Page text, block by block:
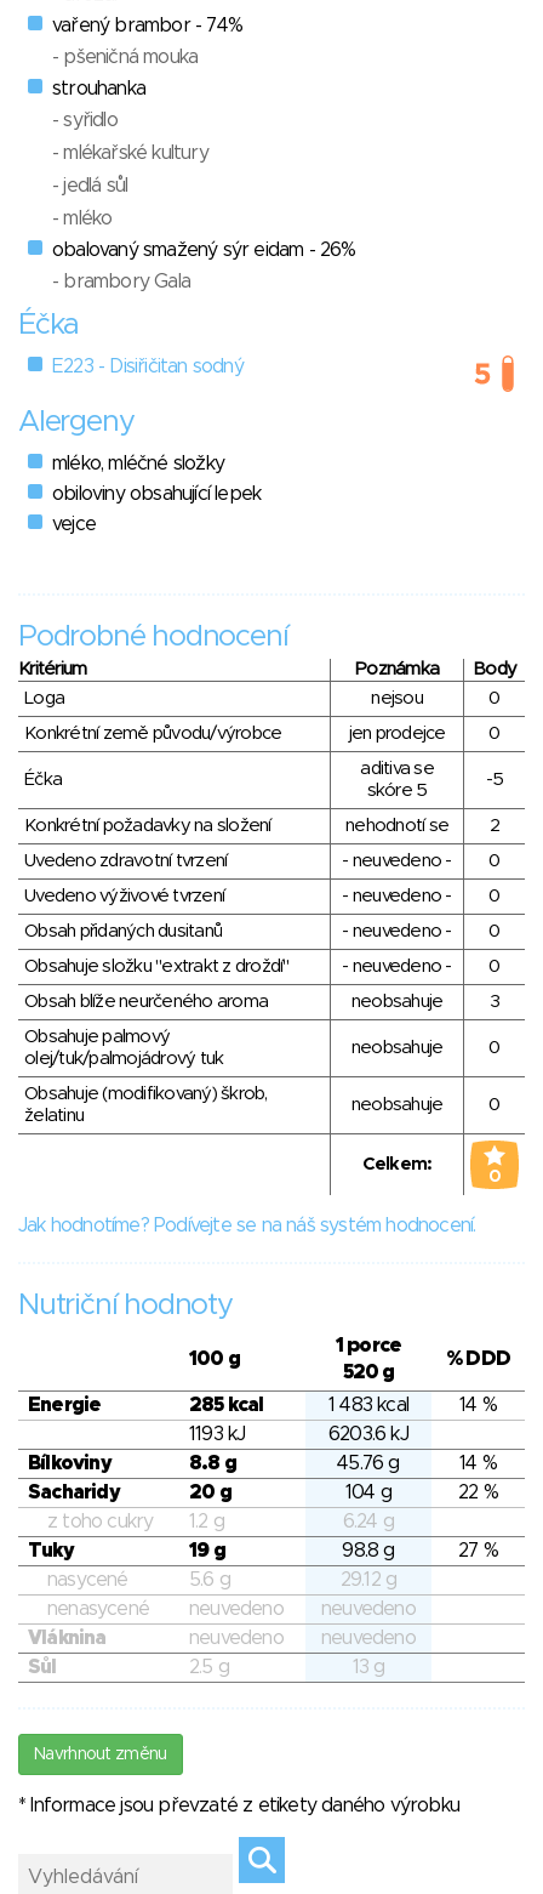
vařený brambor - 74%
- pšeničná mouka
strouhanka
- syřidlo
- mlékařské kultury
- jedlá sůl
- mléko
obalovaný smažený sýr eidam - 26%
- brambory Gala
Éčka
E223 - Disiřičitan sodný
Alergeny
mléko, mléčné složky
obiloviny obsahující lepek
vejce
Podrobné hodnocení
Kritérium Poznámka
Body
Loga
nejsou
0
Konkrétní země původu/výrobce
jen prodejce 0
Éčka
aditiva se
skóre 5
-5
Konkrétní požadavky na složení nehodnotí se
2
Uvedeno zdravotní tvrzení
- neuvedeno -
0
Uvedeno výživové tvrzení
- neuvedeno -
0
Obsah přidaných dusitanů
- neuvedeno -
0
Obsahuje složku "extrakt z droždí"
- neuvedeno -
0
Obsah blíže neurčeného aroma
neobsahuje
3
Obsahuje palmový
olej/tuk/palmojádrový tuk
neobsahuje 0
Obsahuje (modifikovaný) škrob,
želatinu
neobsahuje 0
Celkem:
0
Jak hodnotíme? Podívejte se na náš systém hodnocení.
Nutriční hodnoty
100 g
1 porce
520 g
% DDD
Energie 285 kcal 1 483 kcal
14 %
1193 kJ
6203.6 kJ
Bílkoviny
8.8 g 45.76 g
14 %
Sacharidy
20 g 104 g
22 %
z toho cukry
1.2 g
6.24 g
Tuky
19 g 98.8 g
27 %
nasycené
5.6 g
29.12 g
nenasycené
neuvedeno
neuvedeno
Vláknina
neuvedeno
neuvedeno
Sůl
2.5 g 13 g
Navrhnout změnu
* Informace jsou převzaté z etikety daného výrobku